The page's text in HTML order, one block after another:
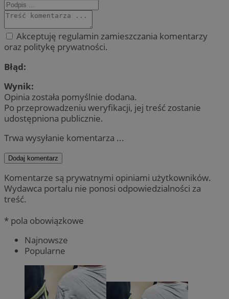
Akceptuję regulamin zamieszczania komentarzy
oraz politykę prywatności.
Błąd:
Wynik:
Opinia została pomyślnie dodana.
Po przeprowadzeniu weryfikacji, jej treść zostanie
udostępniona publicznie.
Trwa wysyłanie komentarza ...
Dodaj komentarz
Komentarze są prywatnymi opiniami użytkowników.
Wydawca portalu nie ponosi odpowiedzialności za
treść.
* pola obowiązkowe
Najnowsze
Popularne